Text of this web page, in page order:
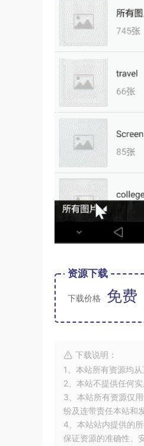
资源下载
下载价格 免费
下载说明：
1、本站所有资源均
2、本站不提供任何
3、本站所有资源仅
纷及连带责任本站和
4、本站站内提供的
保证资源的准确性、